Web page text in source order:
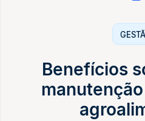
Benefícios